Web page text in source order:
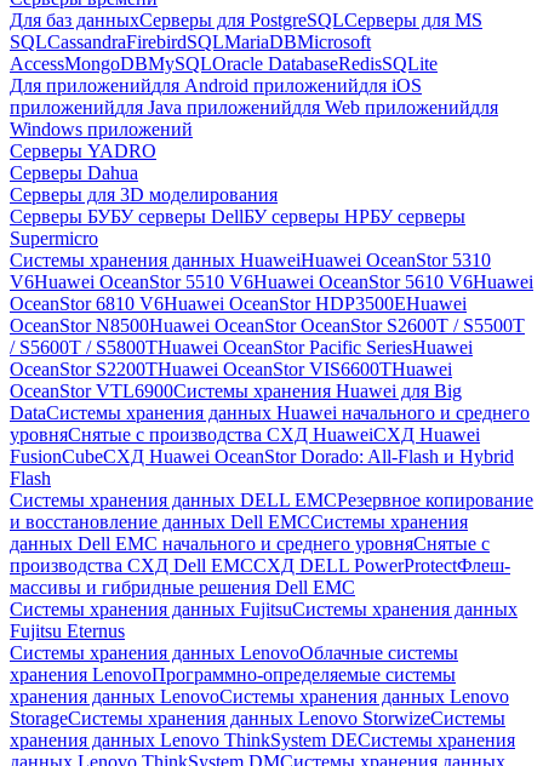
Для баз данныхСерверы для PostgreSQLСерверы для MS
SQLCassandraFirebirdSQLMariaDBMicrosoft
AccessMongoDBMySQLOracle DatabaseRedisSQLite
Для приложенийдля Android приложенийдля iOS
приложенийдля Java приложенийдля Web приложенийдля
Windows приложений
Серверы YADRO
Серверы Dahua
Серверы для 3D моделирования
Серверы БУБУ серверы DellБУ серверы HPБУ серверы
Supermicro
Системы хранения данных HuaweiHuawei OceanStor 5310
V6Huawei OceanStor 5510 V6Huawei OceanStor 5610 V6Huawei
OceanStor 6810 V6Huawei OceanStor HDP3500EHuawei
OceanStor N8500Huawei OceanStor OceanStor S2600T / S5500T
/ S5600T / S5800THuawei OceanStor Pacific SeriesHuawei
OceanStor S2200THuawei OceanStor VIS6600THuawei
OceanStor VTL6900Системы хранения Huawei для Big
DataСистемы хранения данных Huawei начального и среднего
уровняСнятые с производства СХД HuaweiСХД Huawei
FusionCubeСХД Huawei OceanStor Dorado: All-Flash и Hybrid
Flash
Системы хранения данных DELL EMCРезервное копирование
и восстановление данных Dell EMCСистемы хранения
данных Dell EMC начального и среднего уровняСнятые с
производства СХД Dell EMCСХД DELL PowerProtectФлеш-
массивы и гибридные решения Dell EMC
Системы хранения данных FujitsuСистемы хранения данных
Fujitsu Eternus
Системы хранения данных LenovoОблачные системы
хранения LenovoПрограммно-определяемые системы
хранения данных LenovoСистемы хранения данных Lenovo
StorageСистемы хранения данных Lenovo StorwizeСистемы
хранения данных Lenovo ThinkSystem DEСистемы хранения
данных Lenovo ThinkSystem DMСистемы хранения данных